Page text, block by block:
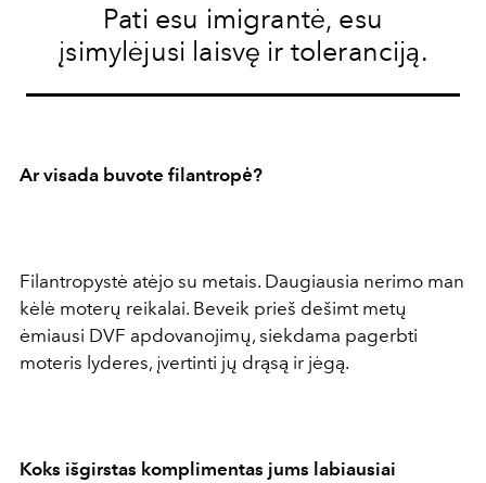
Pati esu imigrantė, esu
įsimylėjusi laisvę ir toleranciją.
Ar visada buvote filantropė?
Filantropystė atėjo su metais. Daugiausia nerimo man
kėlė moterų reikalai. Beveik prieš dešimt metų
ėmiausi DVF apdovanojimų, siekdama pagerbti
moteris lyderes, įvertinti jų drąsą ir jėgą.
Koks išgirstas komplimentas jums labiausiai